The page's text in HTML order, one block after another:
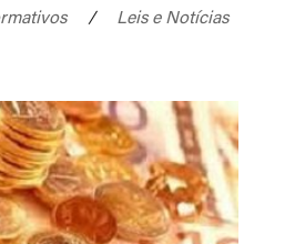
/
Leis e Notícias